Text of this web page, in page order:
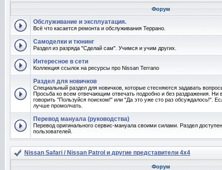
Форум
Обслуживание и эксплуатация.
Всё что касается ремонта и обслуживания Террано.
Самоделки и тюнинг
Раздел из разряда "Сделай сам". Учимся и учим других.
Интересное в сети
Коллекция ссылок на ресурсы про Nissan Terrano
Раздел для новичков
Специальный раздел для новичков, которые стесняются задавать
Просьба ко всем отвечающим отвечать подробно и без раздражения. Ни
говорить "Пользуйся поиском!" или "Да это уже сто раз обсуждалось!".
лучше промолчать.
Перевод мануала (руководства)
Перевод оригинального сервис-мануала своими силами. Раздел
пользователей.
Nissan Safari / Nissan Patrol и другие представители 4x4
Форум